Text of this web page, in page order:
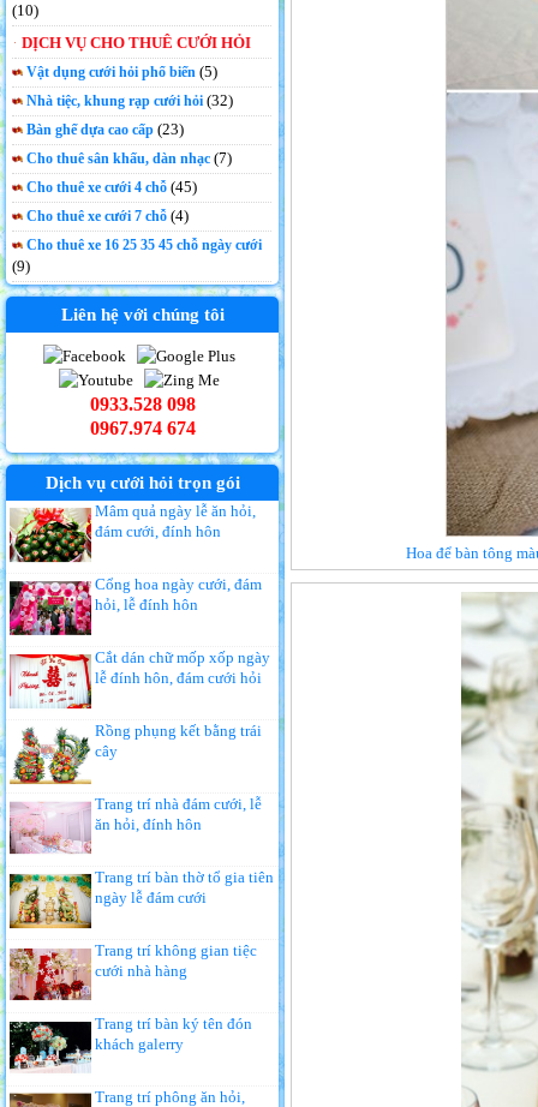
(10)
DỊCH VỤ CHO THUÊ CƯỚI HỎI
Vật dụng cưới hỏi phổ biến (5)
Nhà tiệc, khung rạp cưới hỏi (32)
Bàn ghế dựa cao cấp (23)
Cho thuê sân khấu, dàn nhạc (7)
Cho thuê xe cưới 4 chỗ (45)
Cho thuê xe cưới 7 chỗ (4)
Cho thuê xe 16 25 35 45 chỗ ngày cưới
(9)
Liên hệ với chúng tôi
0933.528 098
0967.974 674
Dịch vụ cưới hỏi trọn gói
Mâm quả ngày lễ ăn hỏi,
đám cưới, đính hôn
Cổng hoa ngày cưới, đám
hỏi, lễ đính hôn
Cắt dán chữ mốp xốp ngày
lễ đính hôn, đám cưới hỏi
Rồng phụng kết bằng trái
cây
Trang trí nhà đám cưới, lễ
ăn hỏi, đính hôn
Trang trí bàn thờ tổ gia tiên
ngày lễ đám cưới
Trang trí không gian tiệc
cưới nhà hàng
Trang trí bàn ký tên đón
khách galerry
Trang trí phông ăn hỏi,
Hoa để bàn tông